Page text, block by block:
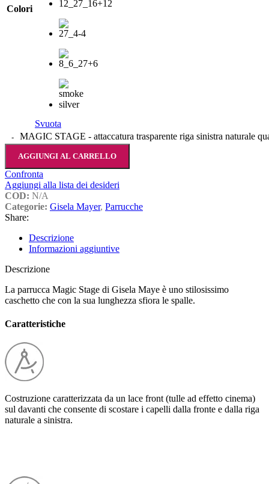
Colori
Svuota
MAGIC STAGE - attaccatura trasparente riga sinistra naturale
AGGIUNGI AL CARRELLO
Confronta
Aggiungi alla lista dei desideri
COD: N/A
Categorie: Gisela Mayer, Parrucche
Share:
Descrizione
Informazioni aggiuntive
Descrizione
La parrucca Magic Stage di Gisela Maye è uno stilosissimo
caschetto che con la sua lunghezza sfiora le spalle.
Caratteristiche
Costruzione caratterizzata da un lace front (tulle ad effetto cinema)
sul davanti che consente di scostare i capelli dalla fronte e dalla riga
naturale a sinistra.